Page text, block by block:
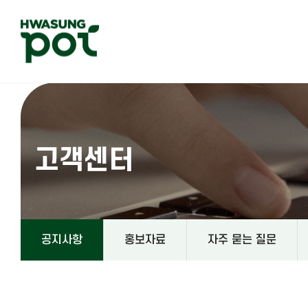
고객센터
공지사항 홍보자료 자주 묻는 질문